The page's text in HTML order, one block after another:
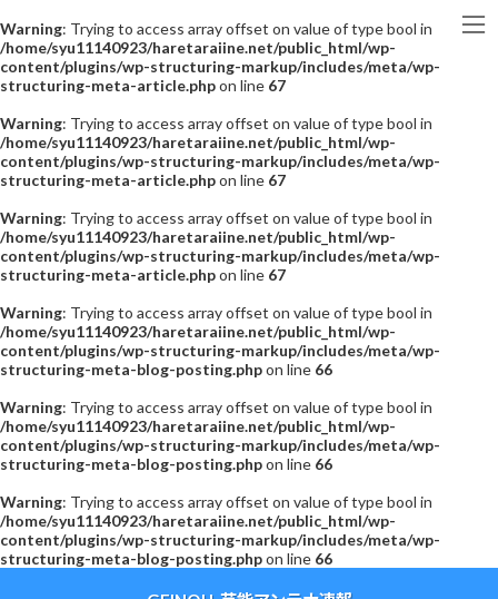
Warning: Trying to access array offset on value of type bool in
/home/syu11140923/haretaraiine.net/public_html/wp-
content/plugins/wp-structuring-markup/includes/meta/wp-
structuring-meta-article.phpon line 67
Warning: Trying to access array offset on value of type bool in
/home/syu11140923/haretaraiine.net/public_html/wp-
content/plugins/wp-structuring-markup/includes/meta/wp-
structuring-meta-article.phpon line 67
Warning: Trying to access array offset on value of type bool in
/home/syu11140923/haretaraiine.net/public_html/wp-
content/plugins/wp-structuring-markup/includes/meta/wp-
structuring-meta-article.phpon line 67
Warning: Trying to access array offset on value of type bool in
/home/syu11140923/haretaraiine.net/public_html/wp-
content/plugins/wp-structuring-markup/includes/meta/wp-
structuring-meta-blog-posting.phpon line 66
Warning: Trying to access array offset on value of type bool in
/home/syu11140923/haretaraiine.net/public_html/wp-
content/plugins/wp-structuring-markup/includes/meta/wp-
structuring-meta-blog-posting.phpon line 66
Warning: Trying to access array offset on value of type bool in
/home/syu11140923/haretaraiine.net/public_html/wp-
content/plugins/wp-structuring-markup/includes/meta/wp-
structuring-meta-blog-posting.phpon line 66